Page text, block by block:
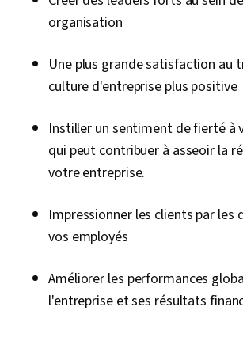
organisation
Une plus grande satisfaction au
culture d'entreprise plus positive
Instiller un sentiment de fierté à
qui peut contribuer à asseoir la
votre entreprise.
Impressionner les clients par les
vos employés
Améliorer les performances
l'entreprise et ses résultats